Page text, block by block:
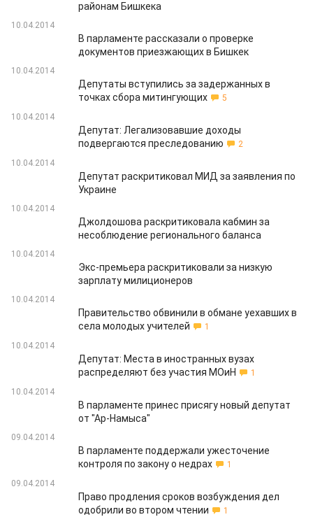
районам Бишкека
10.04.2014
В парламенте рассказали о проверке
документов приезжающих в Бишкек
10.04.2014
Депутаты вступились за задержанных в
точках сбора митингующих
5
10.04.2014
Депутат: Легализовавшие доходы
подвергаются преследованию
2
10.04.2014
Депутат раскритиковал МИД за заявления по
Украине
10.04.2014
Джолдошова раскритиковала кабмин за
несоблюдение регионального баланса
10.04.2014
Экс-премьера раскритиковали за низкую
зарплату милиционеров
10.04.2014
Правительство обвинили в обмане уехавших в
села молодых учителей
1
10.04.2014
Депутат: Места в иностранных вузах
распределяют без участия МОиН
1
10.04.2014
В парламенте принес присягу новый депутат
от "Ар-Намыса"
09.04.2014
В парламенте поддержали ужесточение
контроля по закону о недрах
1
09.04.2014
Право продления сроков возбуждения дел
одобрили во втором чтении
1